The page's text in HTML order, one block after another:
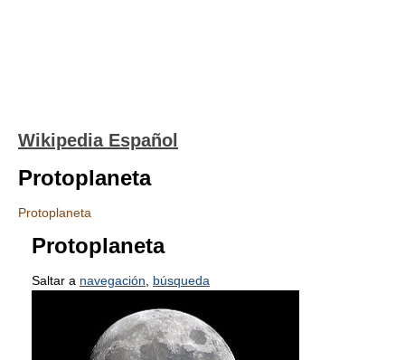
Wikipedia Español
Protoplaneta
Protoplaneta
Protoplaneta
Saltar a navegación búsqueda